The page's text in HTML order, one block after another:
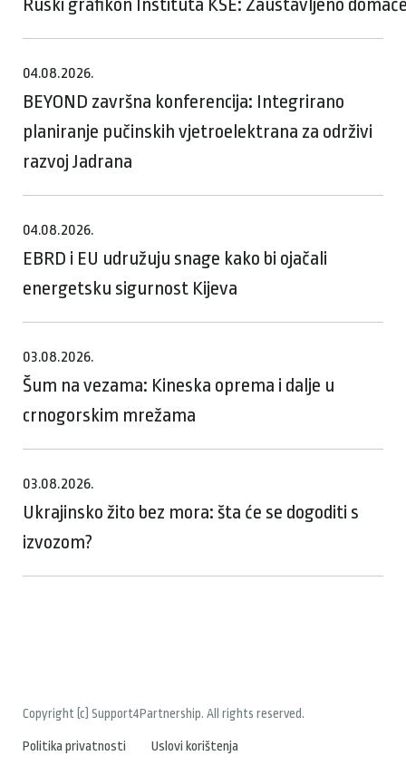
Ruski grafikon Instituta KSE: Zaustavljeno
04.08.2026.
BEYOND završna konferencija: Integrirano
planiranje pučinskih vjetroelektrana za održivi
razvoj Jadrana
04.08.2026.
EBRD i EU udružuju snage kako bi ojačali
energetsku sigurnost Kijeva
03.08.2026.
Šum na vezama: Kineska oprema i dalje u
crnogorskim mrežama
03.08.2026.
Ukrajinsko žito bez mora: šta će se dogoditi s
izvozom?
Copyright (c) Support4Partnership. All rights reserved.
Politika privatnosti Uslovi korištenja